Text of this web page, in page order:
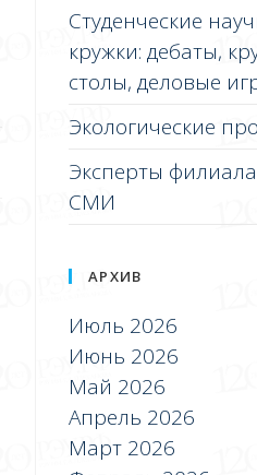
Студенческие
кружки: дебаты,
столы, деловые
Экологические
Эксперты
СМИ
АРХИВ
Июль 2026
Июнь 2026
Май 2026
Апрель 2026
Март 2026